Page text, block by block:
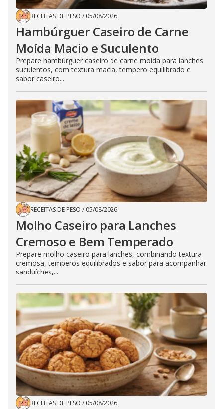
RECEITAS DE PESO / 05/08/2026
Hambúrguer Caseiro de Carne
Moída Macio e Suculento
Prepare hambúrguer caseiro de carne moída para lanches
suculentos, com textura macia, tempero equilibrado e
sabor caseiro...
RECEITAS DE PESO / 05/08/2026
Molho Caseiro para Lanches
Cremoso e Bem Temperado
Prepare molho caseiro para lanches, combinando textura
cremosa, temperos equilibrados e sabor para acompanhar
sanduíches,...
RECEITAS DE PESO / 05/08/2026